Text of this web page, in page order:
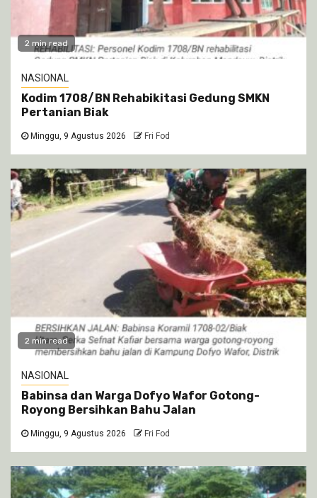
2 min read
NASIONAL
Kodim 1708/BN Rehabikitasi Gedung SMKN
Pertanian Biak
Minggu, 9 Agustus 2026 Fri Fod
2 min read
NASIONAL
Babinsa dan Warga Dofyo Wafor Gotong-
Royong Bersihkan Bahu Jalan
Minggu, 9 Agustus 2026 Fri Fod